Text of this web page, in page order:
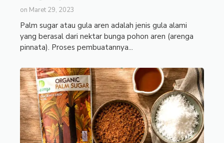
on Maret 29, 2023
Palm sugar atau gula aren adalah jenis gula alami
yang berasal dari nektar bunga pohon aren (arenga
pinnata). Proses pembuatannya...